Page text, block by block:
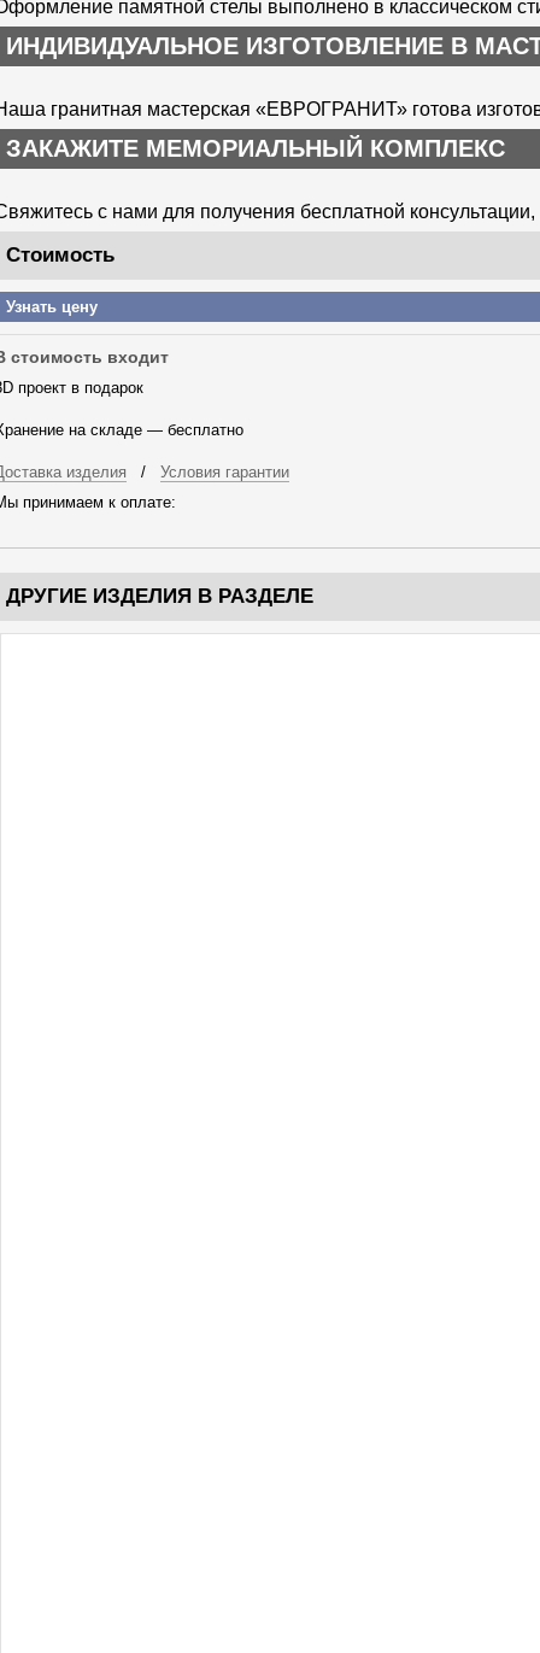
памятной стелы выполнено в классическом
ИНДИВИДУАЛЬНОЕ ИЗГОТОВЛЕНИЕ В
гранитная мастерская «ЕВРОГРАНИТ» готова
ЗАКАЖИТЕ МЕМОРИАЛЬНЫЙ КОМПЛЕКС
с нами для получения бесплатной
Стоимость
Узнать цену
стоимость входит
проект в подарок
на складе — бесплатно
изделия / Условия гарантии
принимаем к оплате:
ДРУГИЕ ИЗДЕЛИЯ В РАЗДЕЛЕ